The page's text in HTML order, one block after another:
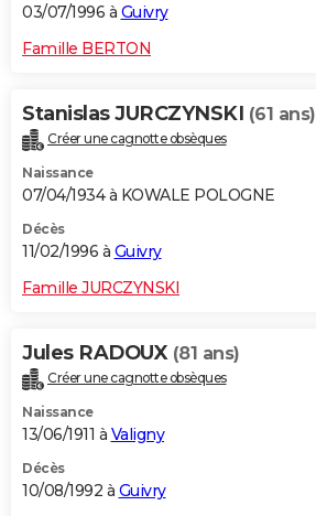
03/07/1996 à Guivry
Famille BERTON
Stanislas JURCZYNSKI (61 ans)
Créer une cagnotte obsèques
Naissance
07/04/1934 à KOWALE POLOGNE
Décès
11/02/1996 à Guivry
Famille JURCZYNSKI
Jules RADOUX (81 ans)
Créer une cagnotte obsèques
Naissance
13/06/1911 à Valigny
Décès
10/08/1992 à Guivry